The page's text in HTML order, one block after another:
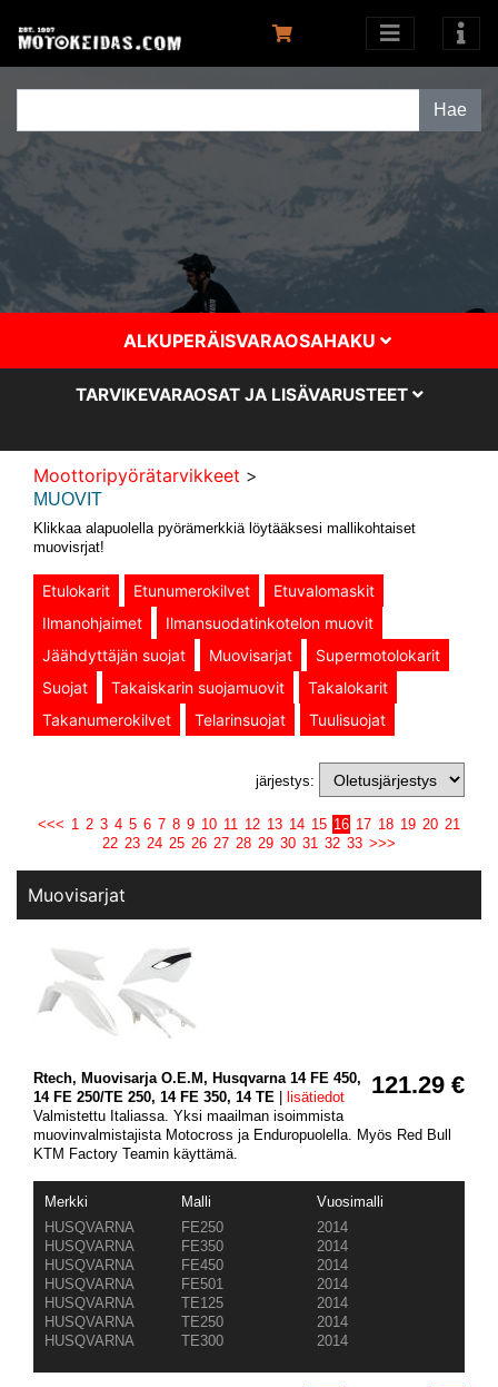
ALKUPERÄISVARAOSAHAKU
TARVIKEVARAOSAT JA LISÄVARUSTEET
Moottoripyörätarvikkeet >
MUOVIT
Klikkaa alapuolella pyörämerkkiä löytääksesi mallikohtaiset
muovisrjat!
Etulokarit Etunumerokilvet
Etuvalomaskit
Ilmanohjaimet
Ilmansuodatinkotelon muovit
Jäähdyttäjän suojat
Muovisarjat
Supermotolokarit
Suojat
Takaiskarin suojamuovit
Takalokarit
Takanumerokilvet
Telarinsuojat Tuulisuojat
järjestys:
<<< 1 2 3 4 5 6 7 8 9 10 11 12 13 14 15 16 17 18 19 20 21
22 23 24 25 26 27 28 29 30 31 32 33 >>>
Muovisarjat
121.29 €
Rtech, Muovisarja O.E.M, Husqvarna 14 FE 450,
14 FE 250/TE 250, 14 FE 350, 14 TE
lisätiedot
Valmistettu Italiassa. Yksi maailman isoimmista
muovinvalmistajista Motocross ja Enduropuolella. Myös Red Bull
KTM Factory Teamin käyttämä.
Merkki Malli
Vuosimalli
HUSQVARNA
FE250
2014
HUSQVARNA
FE350
2014
HUSQVARNA
FE450
2014
HUSQVARNA
FE501
2014
HUSQVARNA
TE125
2014
HUSQVARNA
TE250
2014
HUSQVARNA
TE300 2014